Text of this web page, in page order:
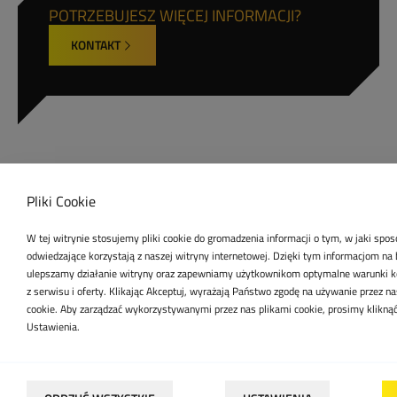
POTRZEBUJESZ WIĘCEJ INFORMACJI?
KONTAKT
WPIS
LISTY
WPIS
Pliki Cookie
W tej witrynie stosujemy pliki cookie do gromadzenia informacji o tym, w jaki
odwiedzające korzystają z naszej witryny internetowej. Dzięki tym informacjom na
ulepszamy działanie witryny oraz zapewniamy użytkownikom optymalne warunki
z serwisu i oferty. Klikając Akceptuj, wyrażają Państwo zgodę na używanie przez
cookie. Aby zarządzać wykorzystywanymi przez nas plikami cookie, prosimy kliknąć
Ustawienia.